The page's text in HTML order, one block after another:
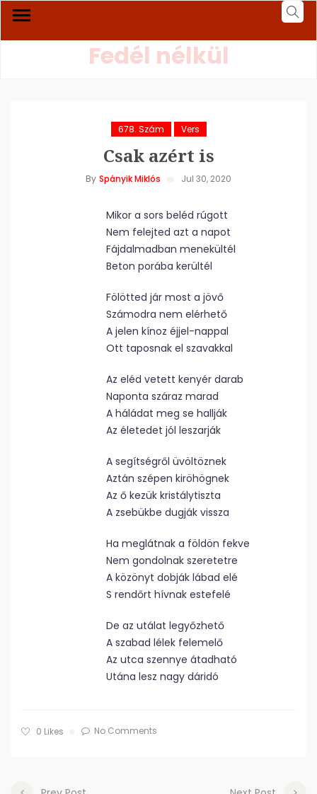
Fedél nélkül
678. Szám Vers
Csak azért is
By Spányik Miklós Jul 30, 2020
Mikor a sors beléd rúgott
Nem felejted azt a napot
Fájdalmadban menekültél
Beton porába kerültél
Fölötted jár most a jövő
Számodra nem elérhető
A jelen kínoz éjjel-nappal
Ott taposnak el szavakkal
Az eléd vetett kenyér darab
Naponta száraz marad
A háládat meg se hallják
Az életedet jól leszarják
A segítségről üvöltöznek
Aztán szépen kiröhögnek
Az ő kezük kristálytiszta
A zsebükbe dugják vissza
Ha meglátnak a földön fekve
Nem gondolnak szeretetre
A közönyt dobják lábad elé
S rendőrt hívnak estefelé
De az utálat legyőzhető
A szabad lélek felemelő
Az utca szennye átadható
Utána lesz nagy dáridó
0 Likes No Comments